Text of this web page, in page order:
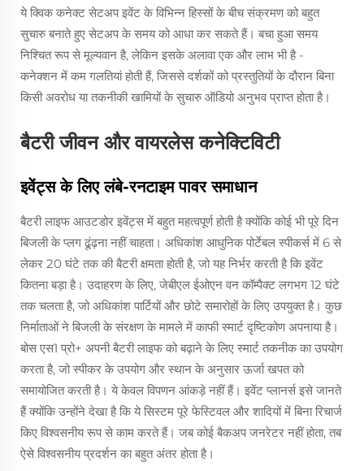
ये क्विक कनेक्ट सेटअप इवेंट के विभिन्न हिस्सों के बीच संक्रमण को बहुत
सुचारु बनाते हुए सेटअप के समय को आधा कर सकते हैं। बचा हुआ समय
निश्चित रूप से मूल्यवान है, लेकिन इसके अलावा एक और लाभ भी है -
कनेक्शन में कम गलतियां होती हैं, जिससे दर्शकों को प्रस्तुतियों के दौरान बिना
किसी अवरोध या तकनीकी खामियों के सुचारु ऑडियो अनुभव प्राप्त होता है।
बैटरी जीवन और वायरलेस कनेक्टिविटी
इवेंट्स के लिए लंबे-रनटाइम पावर समाधान
बैटरी लाइफ आउटडोर इवेंट्स में बहुत महत्वपूर्ण होती है क्योंकि कोई भी पूरे दिन
बिजली के प्लग ढूंढ़ना नहीं चाहता। अधिकांश आधुनिक पोर्टेबल स्पीकर्स में 6 से
लेकर 20 घंटे तक की बैटरी क्षमता होती है, जो यह निर्भर करती है कि इवेंट
कितना बड़ा है। उदाहरण के लिए, जेबीएल ईओएन वन कॉम्पैक्ट लगभग 12 घंटे
तक चलता है, जो अधिकांश पार्टियों और छोटे समारोहों के लिए उपयुक्त है। कुछ
निर्माताओं ने बिजली के संरक्षण के मामले में काफी स्मार्ट दृष्टिकोण अपनाया है।
बोस एस1 प्रो+ अपनी बैटरी लाइफ को बढ़ाने के लिए स्मार्ट तकनीक का उपयोग
करता है, जो स्पीकर के उपयोग और स्थान के अनुसार ऊर्जा खपत को
समायोजित करती है। ये केवल विपणन आंकड़े नहीं हैं। इवेंट प्लानर्स इसे जानते
हैं क्योंकि उन्होंने देखा है कि ये सिस्टम पूरे फेस्टिवल और शादियों में बिना रिचार्ज
किए विश्वसनीय रूप से काम करते हैं। जब कोई बैकअप जनरेटर नहीं होता, तब
ऐसे विश्वसनीय प्रदर्शन का बहुत अंतर होता है।